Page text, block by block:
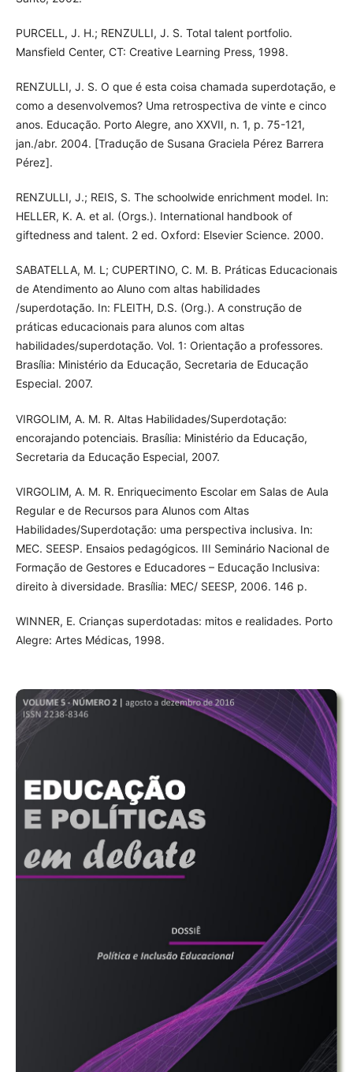
PURCELL, J. H.; RENZULLI, J. S. Total talent portfolio.
Mansfield Center, CT: Creative Learning Press, 1998.
RENZULLI, J. S. O que é esta coisa chamada superdotação, e
como a desenvolvemos? Uma retrospectiva de vinte e cinco
anos. Educação. Porto Alegre, ano XXVII, n. 1, p. 75-121,
jan./abr. 2004. [Tradução de Susana Graciela Pérez Barrera
Pérez].
RENZULLI, J.; REIS, S. The schoolwide enrichment model. In:
HELLER, K. A. et al. (Orgs.). International handbook of
giftedness and talent. 2 ed. Oxford: Elsevier Science. 2000.
SABATELLA, M. L; CUPERTINO, C. M. B. Práticas Educacionais
de Atendimento ao Aluno com altas habilidades
/superdotação. In: FLEITH, D.S. (Org.). A construção de
práticas educacionais para alunos com altas
habilidades/superdotação. Vol. 1: Orientação a professores.
Brasília: Ministério da Educação, Secretaria de Educação
Especial. 2007.
VIRGOLIM, A. M. R. Altas Habilidades/Superdotação:
encorajando potenciais. Brasília: Ministério da Educação,
Secretaria da Educação Especial, 2007.
VIRGOLIM, A. M. R. Enriquecimento Escolar em Salas de Aula
Regular e de Recursos para Alunos com Altas
Habilidades/Superdotação: uma perspectiva inclusiva. In:
MEC. SEESP. Ensaios pedagógicos. III Seminário Nacional de
Formação de Gestores e Educadores – Educação Inclusiva:
direito à diversidade. Brasília: MEC/ SEESP, 2006. 146 p.
WINNER, E. Crianças superdotadas: mitos e realidades. Porto
Alegre: Artes Médicas, 1998.